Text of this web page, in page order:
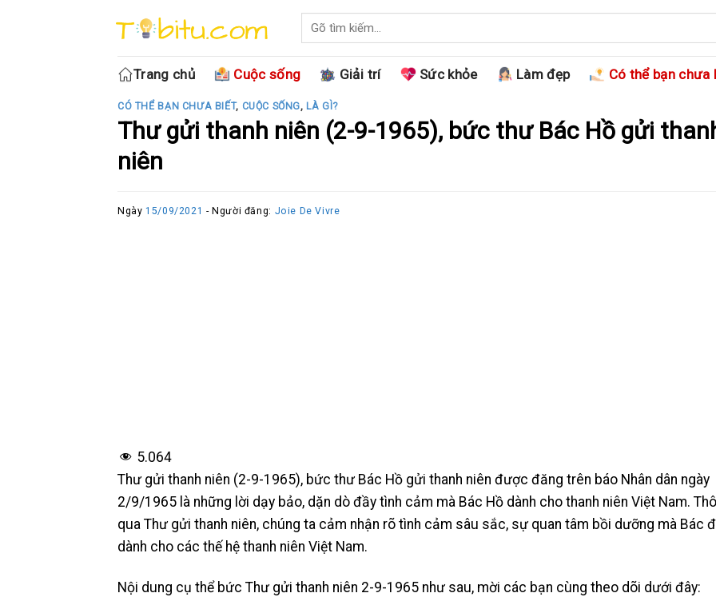
Trang chủ
Cuộc sống Giải trí Sức khỏe Làm đẹp Có thể bạn chưa
CÓ THỂ BẠN CHƯA BIẾT, CUỘC SỐNG, LÀ GÌ?
Thư gửi thanh niên (2-9-1965), bức thư Bác Hồ gửi
niên
Ngày15/09/2021 - Người đăng: Joie De Vivre
5.064
Thư gửi thanh niên (2-9-1965), bức thư Bác Hồ gửi thanh niên được đăng trên báo Nhân dân ngày
2/9/1965 là những lời dạy bảo, dặn dò đầy tình cảm mà Bác Hồ dành cho thanh niên Việt Nam.
qua Thư gửi thanh niên, chúng ta cảm nhận rõ tình cảm sâu sắc, sự quan tâm bồi dưỡng mà Bác
dành cho các thế hệ thanh niên Việt Nam.
Nội dung cụ thể bức Thư gửi thanh niên 2-9-1965 như sau, mời các bạn cùng theo dõi dưới đây: